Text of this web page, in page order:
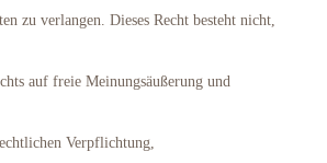
zu verlangen. Dieses Recht besteht nicht,
auf freie Meinungsäußerung und
Verpflichtung,